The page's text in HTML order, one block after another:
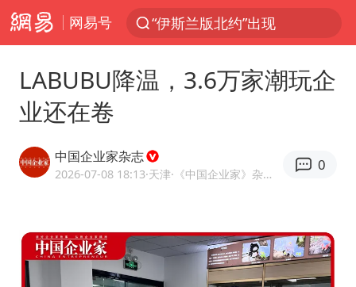
网易号
以军士兵把枪口对准中国记者
方桃子代言广告视频已下架
浙江省发出今年第2号指挥长令
一周大涨超7% 金价为何突然上涨
LABUBU降温，3.6万家潮玩企
业还在卷
中国企业家杂志
2026-07-08 18:13·天津 ·《中国企业家》杂志社官方网易号
0